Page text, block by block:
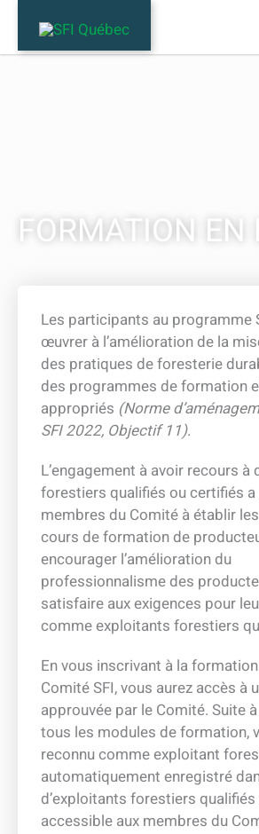
contenu
FORMATION EN
Les participants au programme
œuvrer à l’amélioration de la
des pratiques de foresterie
des programmes de formation
appropriés (Norme
SFI 2022, Objectif 11).
L’engagement à avoir recours
forestiers qualifiés ou certifiés a
membres du Comité à établir
cours de formation de
encourager l’amélioration du
professionnalisme des
satisfaire aux exigences pour
comme exploitants forestiers
En vous inscrivant à la
Comité SFI, vous aurez accès à
approuvée par le Comité. Suite
tous les modules de formation,
reconnu comme exploitant
automatiquement enregistré
d’exploitants forestiers
accessible aux membres du